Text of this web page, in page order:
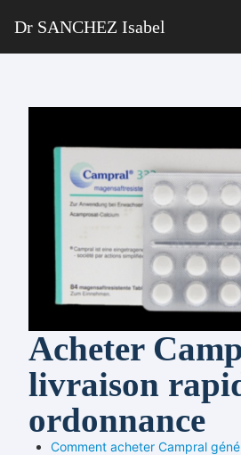
Dr SANCHEZ Isabel
Acheter
livraison
ordonnance
Comment acheter Campral